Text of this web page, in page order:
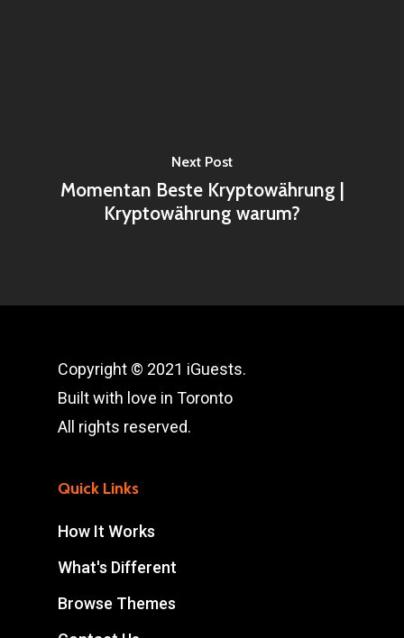
Next Post
Momentan Beste Kryptowährung |
Kryptowährung warum?
Copyright © 2021 iGuests.
Built with love in Toronto
All rights reserved.
Quick Links
How It Works
What's Different
Browse Themes